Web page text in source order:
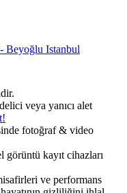
Beyoğlu Istanbul
veya yanıcı alet
fotoğraf & video
görüntü kayıt cihazları
ve performans